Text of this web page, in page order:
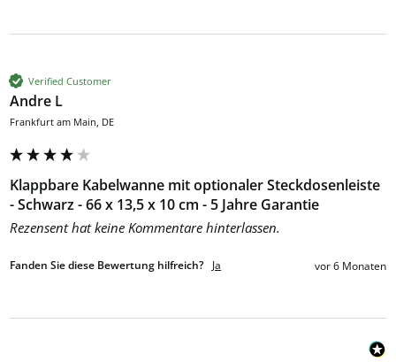
Verified Customer
Andre L
Frankfurt am Main, DE
Klappbare Kabelwanne mit optionaler Steckdosenleiste
- Schwarz - 66 x 13,5 x 10 cm - 5 Jahre Garantie
Rezensent hat keine Kommentare hinterlassen.
Fanden Sie diese Bewertung hilfreich? Ja vor 6 Monaten